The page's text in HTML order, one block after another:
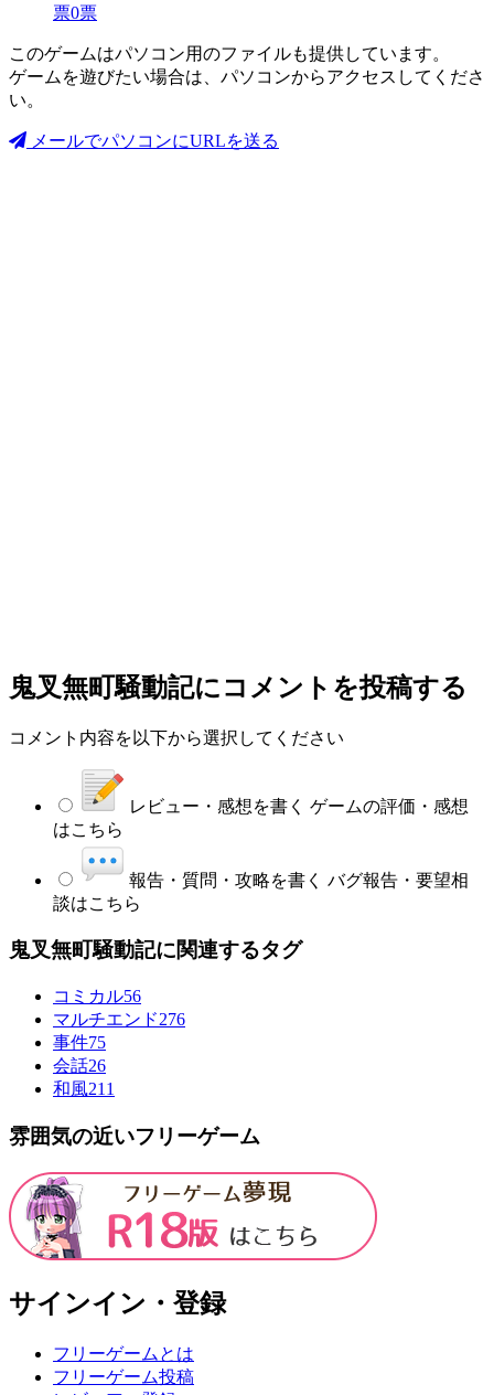
票0票
このゲームはパソコン用のファイルも提供しています。
ゲームを遊びたい場合は、パソコンからアクセスしてくださ
い。
メールでパソコンにURLを送る
鬼叉無町騒動記にコメントを投稿する
コメント内容を以下から選択してください
レビュー・感想を書く ゲームの評価・感想
はこちら
報告・質問・攻略を書く バグ報告・要望相
談はこちら
鬼叉無町騒動記に関連するタグ
コミカル56
マルチエンド276
事件75
会話26
和風211
雰囲気の近いフリーゲーム
サインイン・登録
フリーゲームとは
フリーゲーム投稿